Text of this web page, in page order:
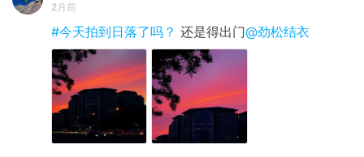
2月前
#今天拍到日落了吗？ 还是得出门@劲松结衣